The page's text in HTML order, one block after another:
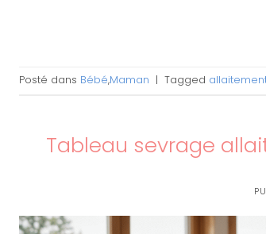
Posté dans Bébé,Maman | Tagged
Tableau sevrage